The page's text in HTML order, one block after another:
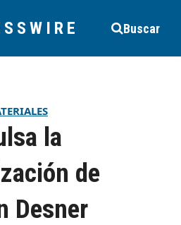
Buscar
la
de
Desner